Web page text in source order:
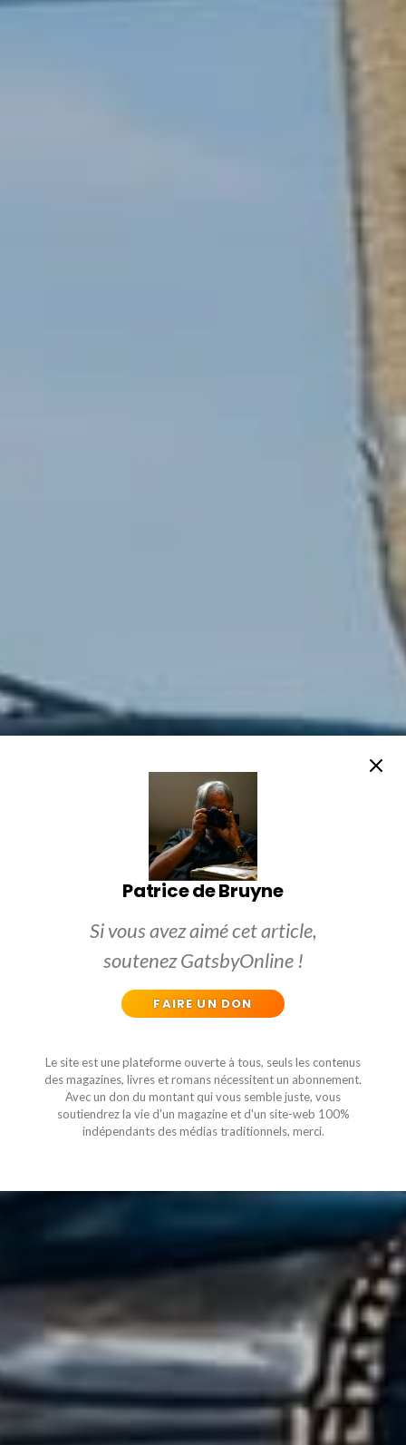
Patrice de Bruyne
Si vous avez aimé cet article,
soutenez GatsbyOnline !
FAIRE UN DON
Le site est une plateforme ouverte à tous, seuls les contenus
des magazines, livres et romans nécessitent un abonnement.
Avec un don du montant qui vous semble juste, vous
soutiendrez la vie d'un magazine et d'un site-web 100%
indépendants des médias traditionnels, merci.